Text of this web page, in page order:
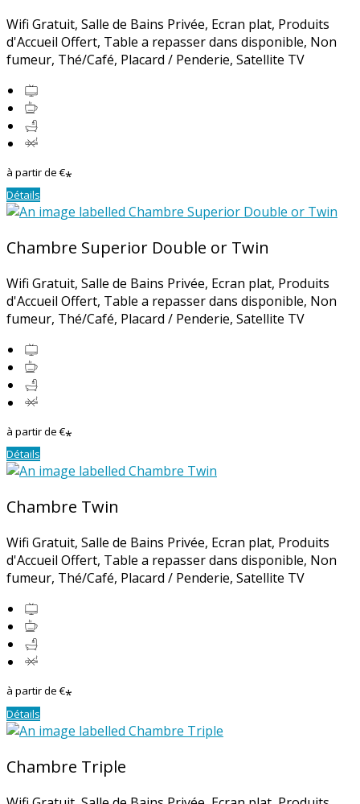
Wifi Gratuit, Salle de Bains Privée, Ecran plat, Produits
d'Accueil Offert, Table a repasser dans disponible, Non
fumeur, Thé/Café, Placard / Penderie, Satellite TV
à partir de €*
Détails
Chambre Superior Double or Twin
Wifi Gratuit, Salle de Bains Privée, Ecran plat, Produits
d'Accueil Offert, Table a repasser dans disponible, Non
fumeur, Thé/Café, Placard / Penderie, Satellite TV
à partir de €*
Détails
Chambre Twin
Wifi Gratuit, Salle de Bains Privée, Ecran plat, Produits
d'Accueil Offert, Table a repasser dans disponible, Non
fumeur, Thé/Café, Placard / Penderie, Satellite TV
à partir de €*
Détails
Chambre Triple